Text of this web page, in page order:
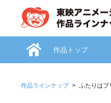
作品ラインナップ ふたりは
作品トップ